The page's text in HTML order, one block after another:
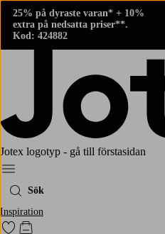
25% på dyraste varan* + 10%
extra på nedsatta priser**.
Kod: 424882
Jotex logotyp - gå till förstasidan
Meny
Sök
Inspiration